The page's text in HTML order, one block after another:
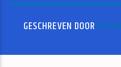
GESCHREVEN DOOR ADMIN